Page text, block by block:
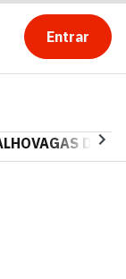
Entrar
VAGAS DE